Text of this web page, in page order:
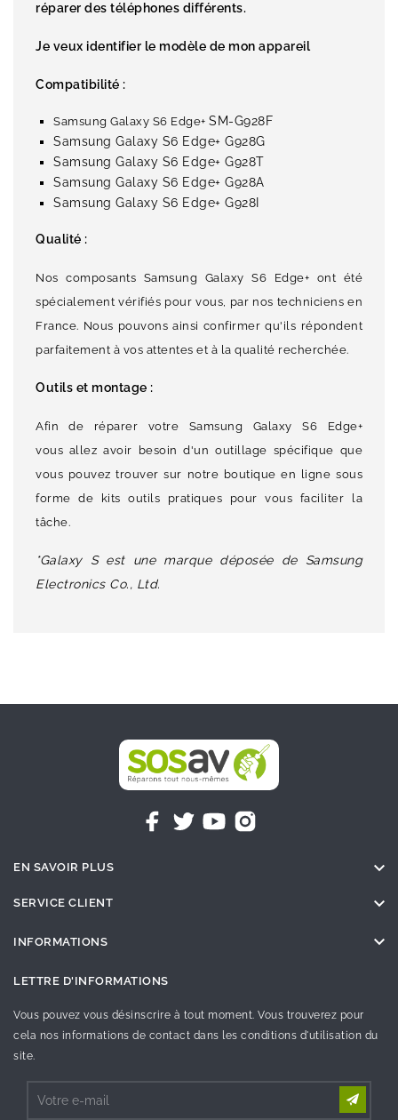
réparer des téléphones différents.
Je veux identifier le modèle de mon appareil
Compatibilité :
Samsung Galaxy S6 Edge+ SM-G928F
Samsung Galaxy S6 Edge+ G928G
Samsung Galaxy S6 Edge+ G928T
Samsung Galaxy S6 Edge+ G928A
Samsung Galaxy S6 Edge+ G928I
Qualité :
Nos composants Samsung Galaxy S6 Edge+ ont été
spécialement vérifiés pour vous, par nos techniciens en
France. Nous pouvons ainsi confirmer qu'ils répondent
parfaitement à vos attentes et à la qualité recherchée.
Outils et montage :
Afin de réparer votre Samsung Galaxy S6 Edge+
vous allez avoir besoin d'un outillage spécifique que
vous pouvez trouver sur notre boutique en ligne sous
forme de kits outils pratiques pour vous faciliter la
tâche.
*Galaxy S est une marque déposée de Samsung
Electronics Co., Ltd.
EN SAVOIR PLUS 
SERVICE CLIENT 
INFORMATIONS 
LETTRE D'INFORMATIONS
Vous pouvez vous désinscrire à tout moment. Vous trouverez pour
cela nos informations de contact dans les conditions d'utilisation du
site.